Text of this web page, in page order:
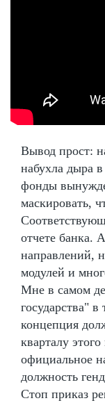
Вывод прост:
набухла дыра
фонды
маскировать,
отчете банка.
направлений,
модулей и
Мне в самом
государства"
концепция
кварталу этого
официальное
должность
Стоп приказ